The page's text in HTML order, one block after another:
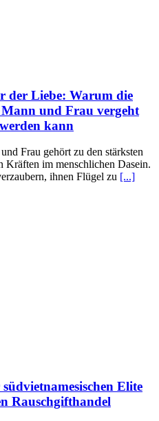
der Liebe: Warum die
Mann und Frau vergeht
kann
Frau gehört zu den stärksten
Kräften im menschlichen Dasein.
ihnen Flügel zu [...]
Elite
Rauschgifthandel